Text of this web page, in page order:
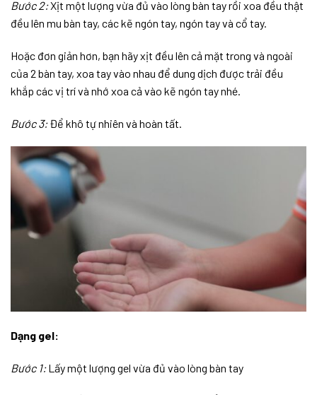
Bước 2:Xịt một lượng vừa đủ vào lòng bàn tay rồi xoa đều thật
đều lên mu bàn tay, các kẽ ngón tay, ngón tay và cổ tay.
Hoặc đơn giản hơn, bạn hãy xịt đều lên cả mặt trong và ngoài
của 2 bàn tay, xoa tay vào nhau để dung dịch được trải đều
khắp các vị trí và nhớ xoa cả vào kẽ ngón tay nhé.
Bước 3:Để khô tự nhiên và hoàn tất.
Dạng gel:
Bước 1:Lấy một lượng gel vừa đủ vào lòng bàn tay